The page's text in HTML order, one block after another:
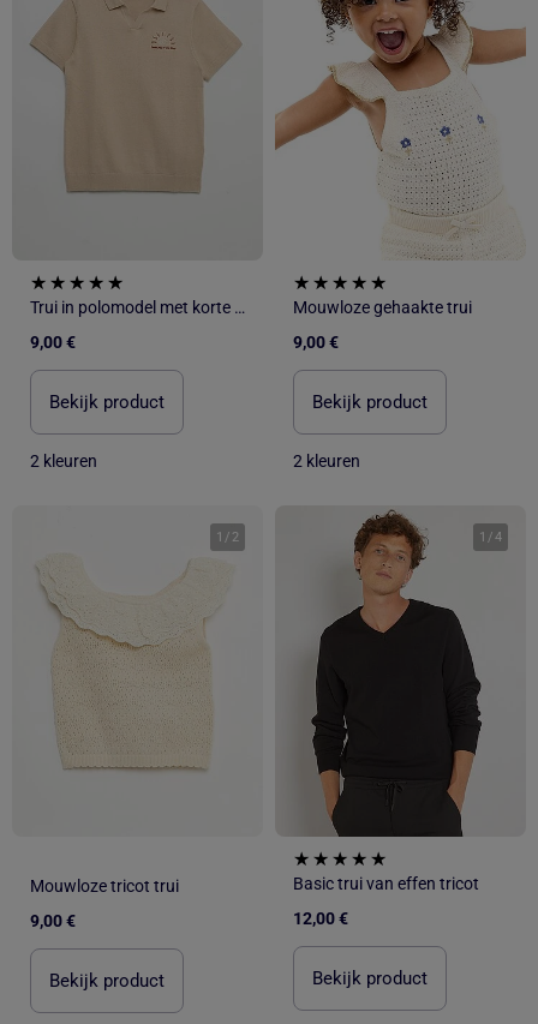
Trui in polomodel met korte mouwen
9,00 €
Bekijk product
2 kleuren
Mouwloze gehaakte trui
9,00 €
Bekijk product
2 kleuren
1 / 2
Mouwloze tricot trui
9,00 €
Bekijk product
1 /4
Basic trui van effen tricot
12,00 €
Bekijk product